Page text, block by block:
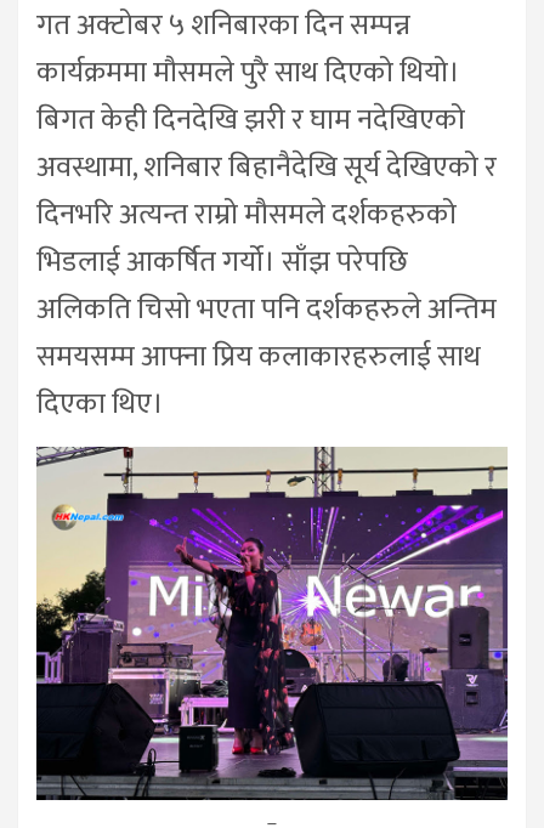
गत अक्टोबर ५ शनिबारका दिन सम्पन्न
कार्यक्रममा मौसमले पुरै साथ दिएको थियो।
बिगत केही दिनदेखि झरी र घाम नदेखिएको
अवस्थामा, शनिबार बिहानैदेखि सूर्य देखिएको र
दिनभरि अत्यन्त राम्रो मौसमले दर्शकहरुको
भिडलाई आकर्षित गर्यो। साँझ परेपछि
अलिकति चिसो भएता पनि दर्शकहरुले अन्तिम
समयसम्म आफ्ना प्रिय कलाकारहरुलाई साथ
दिएका थिए।